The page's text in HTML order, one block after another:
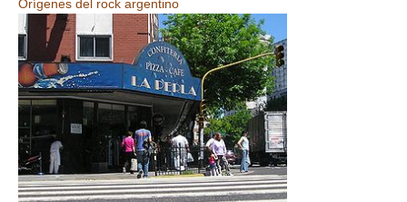
Orígenes del rock argentino